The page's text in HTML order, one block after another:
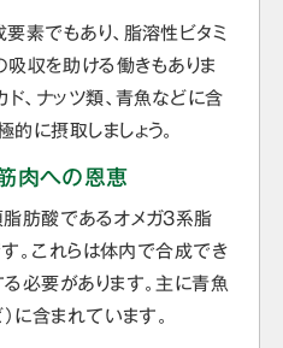
素でもあり、脂溶性ビタミ
収を助ける働きもありま
、ナッツ類、青魚などに含
に摂取しましょう。
肉への恩恵
肪酸であるオメガ3系脂
。これらは体内で合成でき
必要があります。主に青魚
に含まれています。